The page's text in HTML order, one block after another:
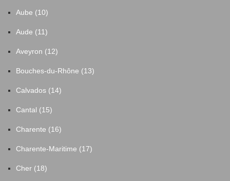
Aube (10)
Aude (11)
Aveyron (12)
Bouches-du-Rhône (13)
Calvados (14)
Cantal (15)
Charente (16)
Charente-Maritime (17)
Cher (18)